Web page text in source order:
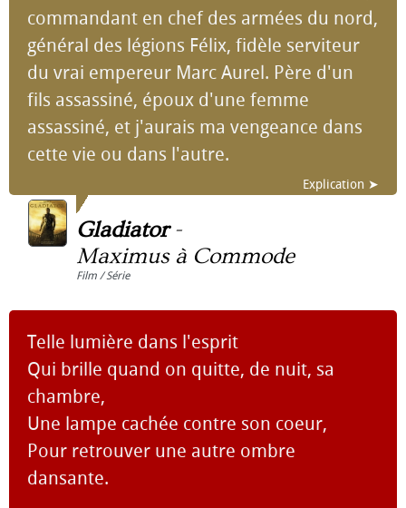
commandant en chef des armées du nord,
général des légions Félix, fidèle serviteur
du vrai empereur Marc Aurel. Père d'un
fils assassiné, époux d'une femme
assassiné, et j'aurais ma vengeance dans
cette vie ou dans l'autre.
Explication ➤
Gladiator-
Maximus à Commode
Film / Série
Telle lumière dans l'esprit
Qui brille quand on quitte, de nuit, sa
chambre,
Une lampe cachée contre son coeur,
Pour retrouver une autre ombre
dansante.